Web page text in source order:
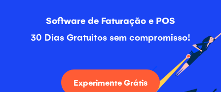
Software de Faturação e POS
30 Dias Gratuitos sem compromisso!
Experimente Grátis